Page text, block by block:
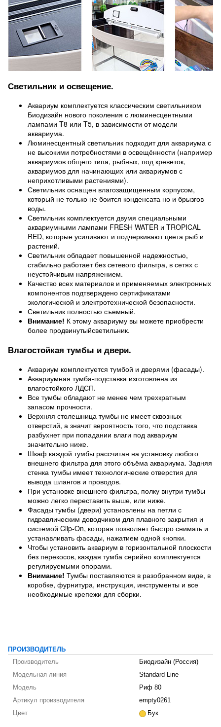
Светильник и освещение.
Аквариум комплектуется классическим светильником
Биодизайн нового поколения с люминесцентными
лампами T8 или T5, в зависимости от модели
аквариума.
Люминесцентный светильник подходит для аквариума с
не высокими потребностями в освещённости (например
аквариумов общего типа, рыбных, под креветок,
аквариумов для начинающих или аквариумов с
неприхотливыми растениями).
Светильник оснащен влагозащищенным корпусом,
который не только не боится конденсата но и брызгов
воды.
Светильник комплектуется двумя специальными
аквариумными лампами FRESH WATER и TROPICAL
RED, которые усиливают и подчеркивают цвета рыб и
растений.
Светильник обладает повышенной надежностью,
стабильно работает без сетевого фильтра, в сетях с
неустойчивым напряжением.
Качество всех материалов и применяемых электронных
компонентов подтверждено сертификатами
экологической и электротехнической безопасности.
Светильник полностью съемный.
Внимание! К этому аквариуму вы можете приобрести
более продвинутыйсветильник.
Влагостойкая тумбы и двери.
Аквариум комплектуется тумбой и дверями (фасады).
Аквариумная тумба-подставка изготовлена из
влагостойкого ЛДСП.
Все тумбы обладают не менее чем трехкратным
запасом прочности.
Верхняя столешница тумбы не имеет сквозных
отверстий, а значит вероятность того, что подставка
разбухнет при попадании влаги под аквариум
значительно ниже.
Шкаф каждой тумбы рассчитан на установку любого
внешнего фильтра для этого объёма аквариума. Задняя
стенка тумбы имеет технологические отверстия для
вывода шлангов и проводов.
При установке внешнего фильтра, полку внутри тумбы
можно легко переставить выше, или ниже.
Фасады тумбы (двери) установлены на петли с
гидравлическим доводчиком для плавного закрытия и
системой Clip-On, которая позволяет быстро снимать и
устанавливать фасады, нажатием одной кнопки.
Чтобы установить аквариум в горизонтальной плоскости
без перекосов, каждая тумба серийно комплектуется
регулируемыми опорами.
Внимание! Тумбы поставляются в разобранном виде, в
коробке, фурнитура, инструкция, инструменты и все
необходимые крепежи для сборки.
ПРОИЗВОДИТЕЛЬ
Производитель
Биодизайн (Россия)
Модельная линия
Standard Line
Модель
Риф 80
Артикул производителя
empty0261
Цвет
Бук